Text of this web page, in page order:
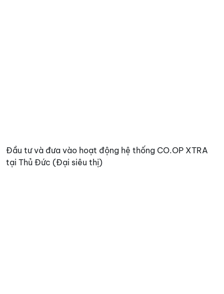
Đầu tư và đưa vào hoạt động hệ thống CO.OP XTRA
tại Thủ Đức (Đại siêu thị)